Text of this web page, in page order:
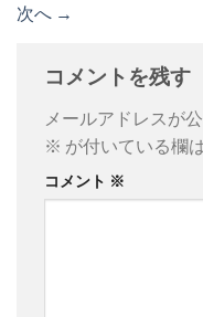
次へ →
コメントを残す
メールアドレスが
※ が付いている欄
コメント ※